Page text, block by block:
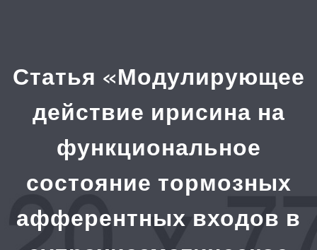
Статья «Модулирующее
действие ирисина на
функциональное
состояние тормозных
афферентных входов в